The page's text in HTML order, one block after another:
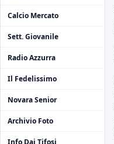
Calcio Mercato
Sett. Giovanile
Radio Azzurra
Il Fedelissimo
Novara Senior
Archivio Foto
Info Dai Tifosi